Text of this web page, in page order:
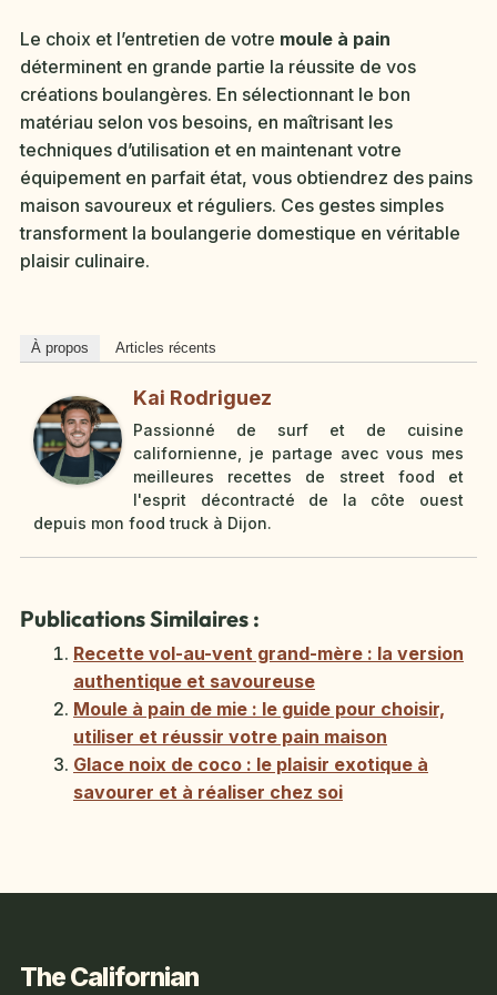
Le choix et l’entretien de votre moule à pain
déterminent en grande partie la réussite de vos
créations boulangères. En sélectionnant le bon
matériau selon vos besoins, en maîtrisant les
techniques d’utilisation et en maintenant votre
équipement en parfait état, vous obtiendrez des pains
maison savoureux et réguliers. Ces gestes simples
transforment la boulangerie domestique en véritable
plaisir culinaire.
À propos Articles récents
Kai Rodriguez
Passionné de surf et de cuisine
californienne, je partage avec vous mes
meilleures recettes de street food et
l'esprit décontracté de la côte ouest
depuis mon food truck à Dijon.
Publications Similaires :
Recette vol-au-vent grand-mère : la version
authentique et savoureuse
Moule à pain de mie : le guide pour choisir,
utiliser et réussir votre pain maison
Glace noix de coco : le plaisir exotique à
savourer et à réaliser chez soi
The Californian